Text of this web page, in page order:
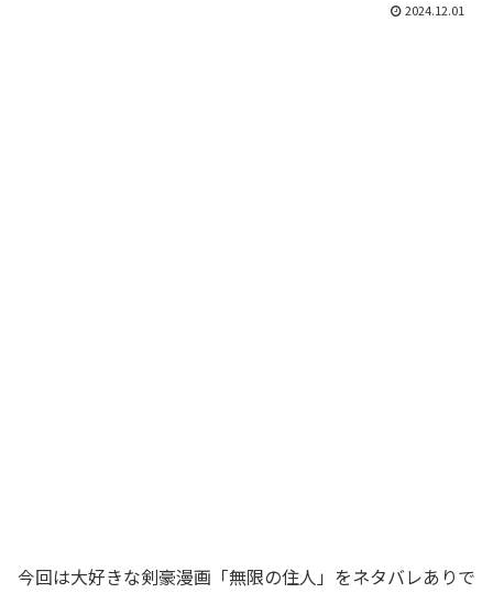
2024.12.01
今回は大好きな剣豪漫画「無限の住人」をネタバレありで